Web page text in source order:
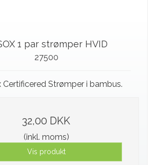
1 par strømper HVID
27500
Certificered Strømper i bambus.
32,00 DKK
(inkl. moms)
Vis produkt